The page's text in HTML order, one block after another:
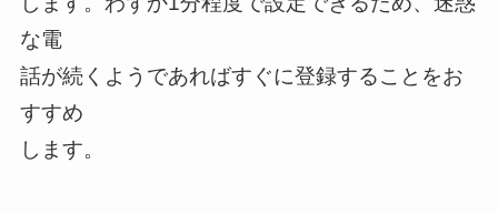
な電
話が続くようであればすぐに登録することをお
すすめ
します。